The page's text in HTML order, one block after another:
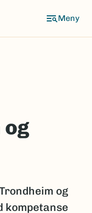
og
kompetanse